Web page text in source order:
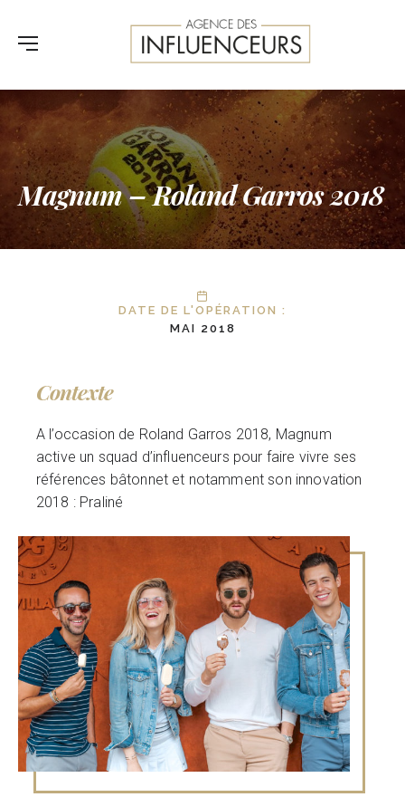
Magnum – Roland Garros 2018
DATE DE L'OPÉRATION :
MAI 2018
Contexte
A l’occasion de Roland Garros 2018, Magnum
active un squad d’influenceurs pour faire vivre ses
références bâtonnet et notamment son innovation
2018 : Praliné